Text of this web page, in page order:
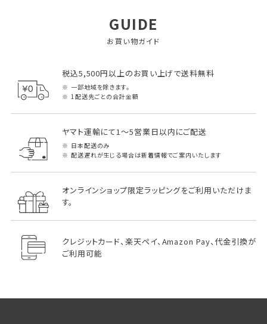
GUIDE
お買い物ガイド
税込5,500円以上のお買い上げで送料無料
一部地域を除きます。
1配送先ごとの合計金額
ヤマト運輸にて1～5営業日以内にご配送
日本配送のみ
配送遅れが生じる場合は新着情報でご案内いたします
オンラインショップ限定ラッピングをご利用いただけま
す。
クレジットカード、楽天ペイ、Amazon Pay、代金引換が
ご利用可能